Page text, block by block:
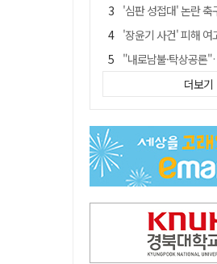
'심판 성접대' 논란 축구협회 결국 사
'장윤기 사건' 피해 여고생 돕다가
"내로남불·탁상공론"…황희 '버스 청년주
"경로당 통장에 비밀번호가 적혀 있다"…전
예안향교 대성전, '
"침대에 결박, 탈진"…평생 교회서 산
거동 불편 모녀 덮친 새벽 화재
더보기